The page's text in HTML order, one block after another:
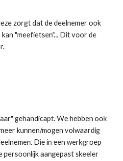
zorgt dat de deelnemer ook
"meefietsen"... Dit voor de
gehandicapt. We hebben ook
kunnen/mogen volwaardig
Die in een werkgroep
persoonlijk aangepast skeeler